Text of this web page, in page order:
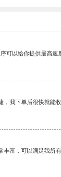
可以给你提供最高
我下单后很快就能收
富，可以满足我所有